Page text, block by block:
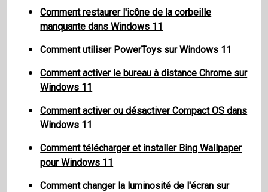
Comment restaurer l'icône de la corbeille
manquante dans Windows 11
Comment utiliser PowerToys sur Windows 11
Comment activer le bureau à distance Chrome sur
Windows 11
Comment activer ou désactiver Compact OS dans
Windows 11
Comment télécharger et installer Bing Wallpaper
pour Windows 11
Comment changer la luminosité de l'écran sur